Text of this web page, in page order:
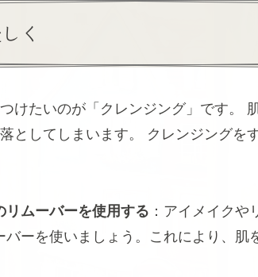
く
けたいのが「クレンジング」です。
としてしまいます。 クレンジングを
リムーバーを使用する ：アイメイク
バーを使いましょう。これにより、肌